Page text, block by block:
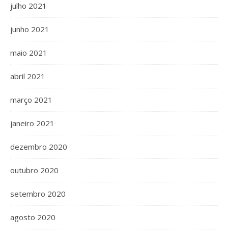
julho 2021
junho 2021
maio 2021
abril 2021
março 2021
janeiro 2021
dezembro 2020
outubro 2020
setembro 2020
agosto 2020